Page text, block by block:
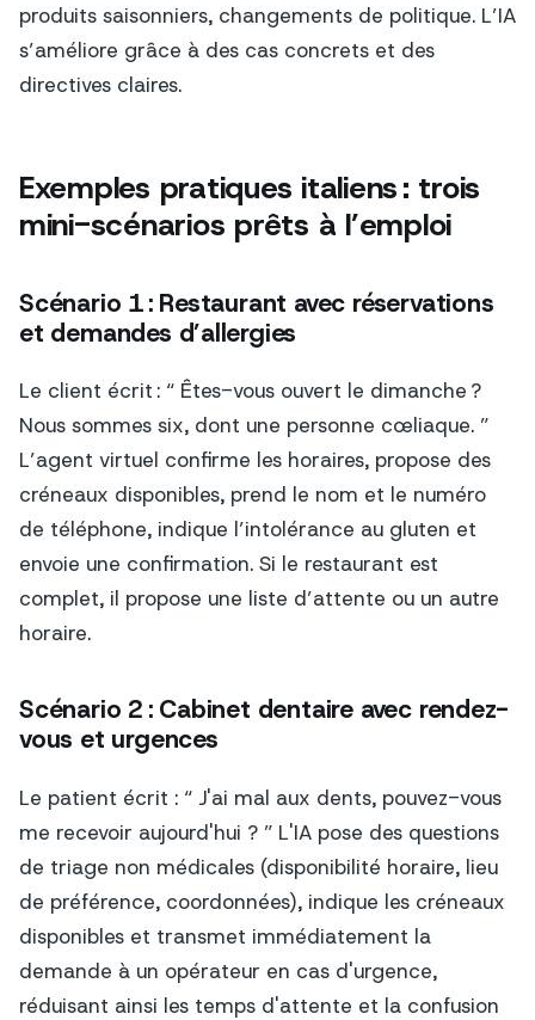
produits saisonniers, changements de politique. L’IA
s’améliore grâce à des cas concrets et des
directives claires.
Exemples pratiques italiens : trois
mini-scénarios prêts à l’emploi
Scénario 1 : Restaurant avec réservations
et demandes d’allergies
Le client écrit : “ Êtes-vous ouvert le dimanche ?
Nous sommes six, dont une personne cœliaque. ”
L’agent virtuel confirme les horaires, propose des
créneaux disponibles, prend le nom et le numéro
de téléphone, indique l’intolérance au gluten et
envoie une confirmation. Si le restaurant est
complet, il propose une liste d’attente ou un autre
horaire.
Scénario 2 : Cabinet dentaire avec rendez-
vous et urgences
Le patient écrit : “ J'ai mal aux dents, pouvez-vous
me recevoir aujourd'hui ? ” L'IA pose des questions
de triage non médicales (disponibilité horaire, lieu
de préférence, coordonnées), indique les créneaux
disponibles et transmet immédiatement la
demande à un opérateur en cas d'urgence,
réduisant ainsi les temps d'attente et la confusion